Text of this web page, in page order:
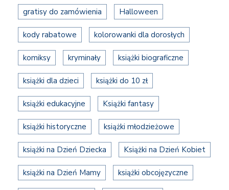
gratisy do zamówienia Halloween
kody rabatowe kolorowanki dla dorosłych
komiksy kryminały książki biograficzne
książki dla dzieci książki do 10 zł
książki edukacyjne Książki fantasy
książki historyczne książki młodzieżowe
książki na Dzień Dziecka Książki na Dzień Kobiet
książki na Dzień Mamy książki obcojęzyczne